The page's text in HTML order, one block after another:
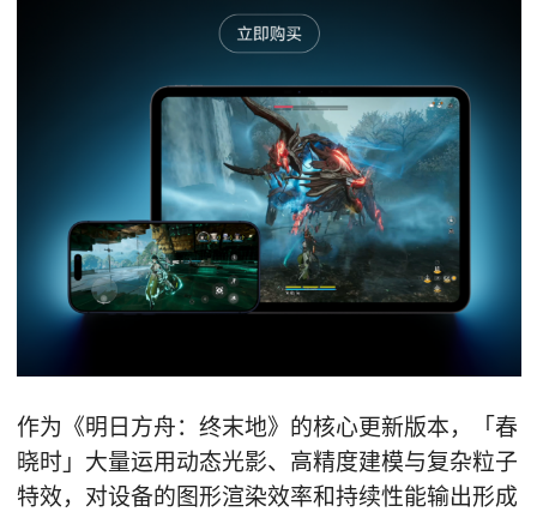
作为《明日方舟：终末地》的核心更新版本，「春
晓时」大量运用动态光影、高精度建模与复杂粒子
特效，对设备的图形渲染效率和持续性能输出形成